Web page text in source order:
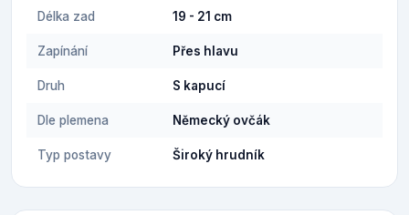
Délka zad 19 - 21 cm
Zapínání Přes hlavu
Druh S kapucí
Dle plemena Německý ovčák
Typ postavy Široký hrudník